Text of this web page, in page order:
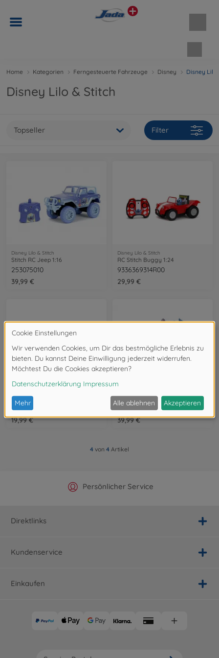
Home Kategorien Ferngesteuerte Fahrzeuge Disney Disney Lilo
Disney Lilo & Stitch
Topseller Filter
Disney Lilo & Stitch
Stitch RC Jeep 1:16
253075010
39,99 €
Disney Lilo & Stitch
RC Stitch Buggy 1:24
9336369314R00
29,99 €
RC Stitch Buggy 1:32
9336837314R00
19,99 €
RC Surfer Stitch
253074009
39,99 €
4 von 4 Artikel
Offizieller Hersteller Shop
Persönlicher Service
Versandkostenfrei ab 25€
Schnelle Lieferung
Direktlinks
Kundenservice
Einkaufen